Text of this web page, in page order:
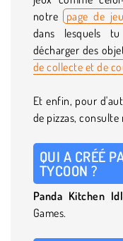
notre
page de
dans lesquels
décharger des
de collecte et de
Et enfin, pour
de pizzas,
QUI A CRÉÉ
TYCOON ?
Panda Kitchen
Games.